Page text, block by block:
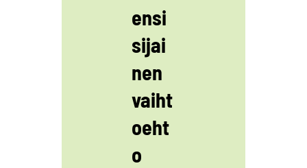
ensi
sijai
nen
vaiht
oeht
o